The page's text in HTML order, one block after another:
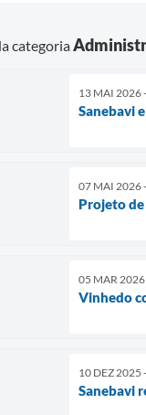
categoria
13 MAI 2026
Sanebavi
07 MAI 2026
Projeto de
05 MAR
Vinhedo
10 DEZ 2025
Sanebavi